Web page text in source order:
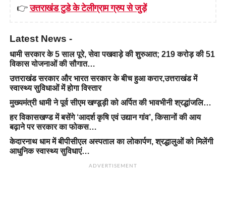
👉उत्तराखंड टुडे के टेलीग्राम ग्रुप से जुड़ें
Latest News -
धामी सरकार के 5 साल पूरे, सेवा पखवाड़े की शुरुआत; 219 करोड़ की 51
विकास योजनाओं की सौगात…
उत्तराखंड सरकार और भारत सरकार के बीच हुआ करार,उत्तराखंड में
स्वास्थ्य सुविधाओं में होगा विस्तार
मुख्यमंत्री धामी ने पूर्व सीएम खण्डूड़ी को अर्पित की भावभीनी श्रद्धांजलि…
हर विकासखण्ड में बसेंगे ‘आदर्श कृषि एवं उद्यान गांव’, किसानों की आय
बढ़ाने पर सरकार का फोकस…
केदारनाथ धाम में बीपीसीएल अस्पताल का लोकार्पण, श्रद्धालुओं को मिलेंगी
आधुनिक स्वास्थ्य सुविधाएं…
ADVERTISEMENT